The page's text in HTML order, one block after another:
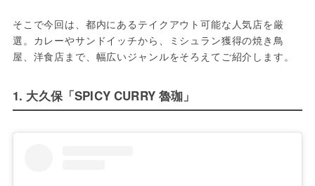
そこで今回は、都内にあるテイクアウト可能な人気店を厳
選。カレーやサンドイッチから、ミシュラン獲得の焼き鳥
屋、洋食店まで、幅広いジャンルをそろえてご紹介します。
1. 大久保「SPICY CURRY 魯珈」